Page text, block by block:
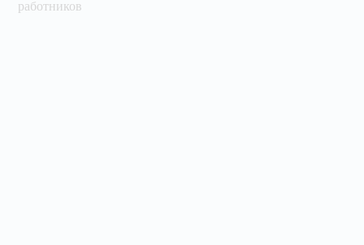
работников